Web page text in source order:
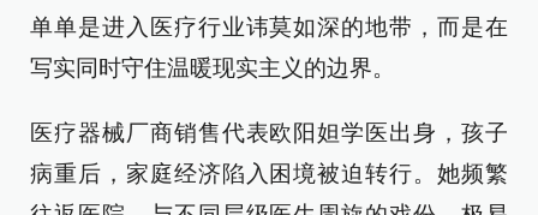
单单是进入医疗行业讳莫如深的地带，而是在
写实同时守住温暖现实主义的边界。
医疗器械厂商销售代表欧阳妲学医出身，孩子
病重后，家庭经济陷入困境被迫转行。她频繁